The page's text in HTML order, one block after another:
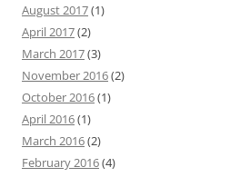
August 2017(1)
April 2017(2)
March 2017(3)
November 2016(2)
October 2016(1)
April 2016(1)
March 2016(2)
February 2016(4)